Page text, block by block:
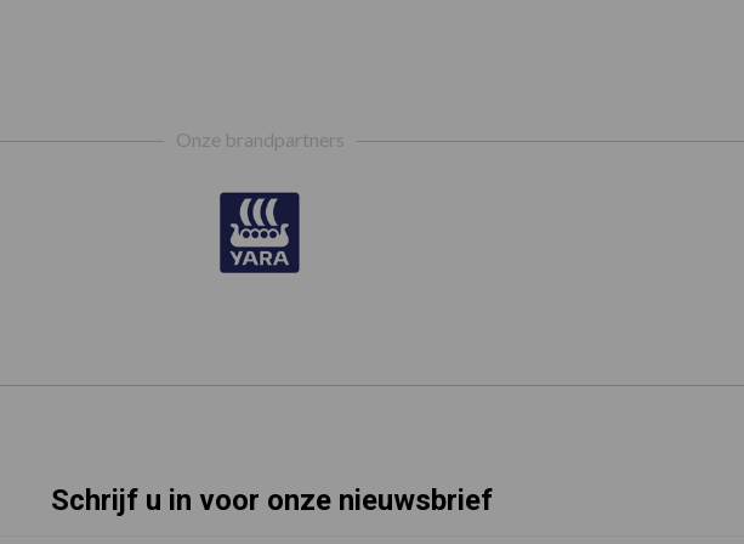
Onze brandpartners
Schrijf u in voor onze nieuwsbrief